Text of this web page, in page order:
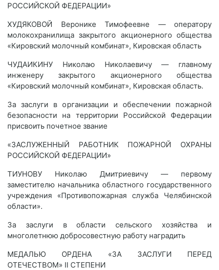
РОССИЙСКОЙ ФЕДЕРАЦИИ»
ХУДЯКОВОЙ Веронике Тимофеевне — оператору
молокохранилища закрытого акционерного общества
«Кировский молочный комбинат», Кировская область
ЧУДАИКИНУ Николаю Николаевичу — главному
инженеру закрытого акционерного общества
«Кировский молочный комбинат», Кировская область.
За заслуги в организации и обеспечении пожарной
безопасности на территории Российской Федерации
присвоить почетное звание
«ЗАСЛУЖЕННЫЙ РАБОТНИК ПОЖАРНОЙ ОХРАНЫ
РОССИЙСКОЙ ФЕДЕРАЦИИ»
ТИУНОВУ Николаю Дмитриевичу — первому
заместителю начальника областного государственного
учреждения «Противопожарная служба Челябинской
области».
За заслуги в области сельского хозяйства и
многолетнюю добросовестную работу наградить
МЕДАЛЬЮ ОРДЕНА «ЗА ЗАСЛУГИ ПЕРЕД
ОТЕЧЕСТВОМ» II СТЕПЕНИ